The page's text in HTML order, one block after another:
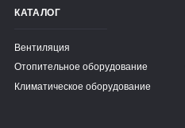
КАТАЛОГ
Вентиляция
Отопительное оборудование
Климатическое оборудование